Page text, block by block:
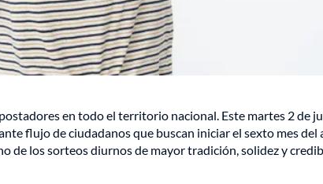
en todo el territorio nacional. Este martes 2 de
flujo de ciudadanos que buscan iniciar el sexto mes del
de los sorteos diurnos de mayor tradición, solidez y